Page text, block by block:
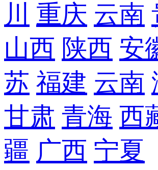
川
重庆 云南
山西 陕西 安
苏 福建 云南
甘肃 青海 西
疆 广西 宁夏